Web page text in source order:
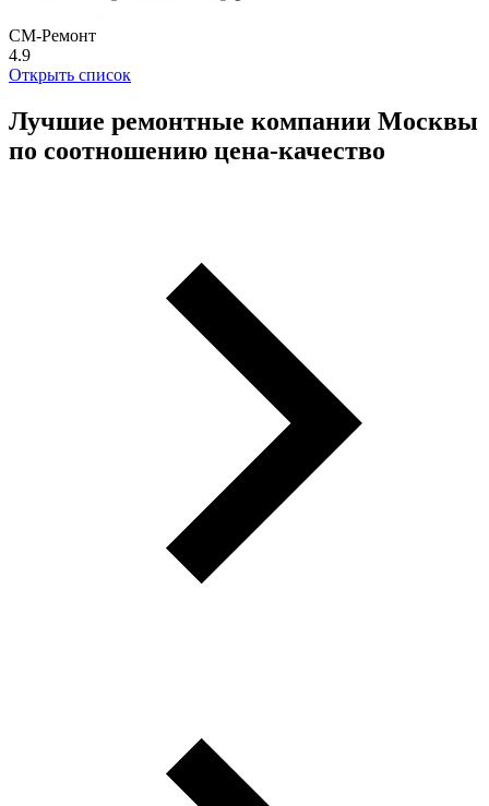
СМ-Ремонт
4.9
Открыть список
Лучшие ремонтные компании Москвы
по соотношению цена-качество